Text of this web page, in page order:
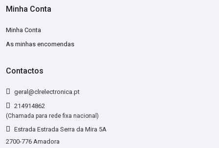
Minha Conta
Minha Conta
As minhas encomendas
Contactos
geral@clrelectronica.pt
214914862
(Chamada para rede fixa nacional)
Estrada Estrada Serra da Mira 5A
2700-776 Amadora